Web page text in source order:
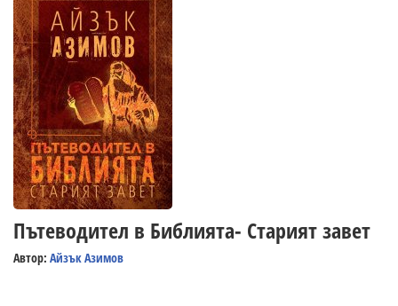
Пътеводител в Библията- Старият завет
Автор: Айзък Азимов